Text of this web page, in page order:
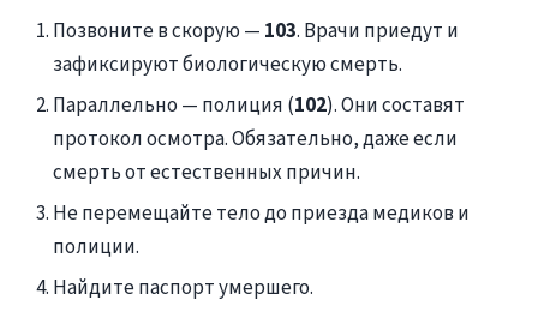
Позвоните в скорую — 103. Врачи приедут и
зафиксируют биологическую смерть.
Параллельно — полиция (102). Они составят
протокол осмотра. Обязательно, даже если
смерть от естественных причин.
Не перемещайте тело до приезда медиков и
полиции.
Найдите паспорт умершего.